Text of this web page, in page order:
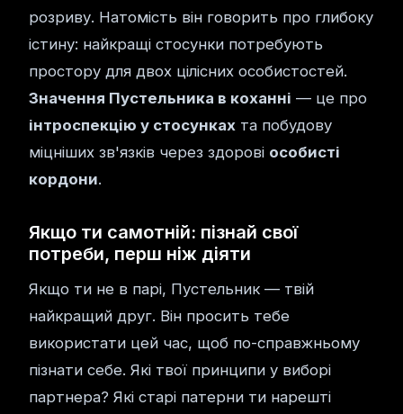
розриву. Натомість він говорить про глибоку
істину: найкращі стосунки потребують
простору для двох цілісних особистостей.
Значення Пустельника в коханні — це про
інтроспекцію у стосунках та побудову
міцніших зв'язків через здорові особисті
кордони.
Якщо ти самотній: пізнай свої
потреби, перш ніж діяти
Якщо ти не в парі, Пустельник — твій
найкращий друг. Він просить тебе
використати цей час, щоб по-справжньому
пізнати себе. Які твої принципи у виборі
партнера? Які старі патерни ти нарешті